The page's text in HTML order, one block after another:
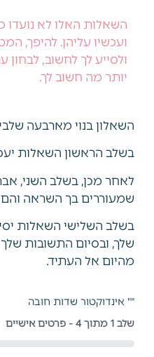
השאלות האלו לא נועדו
ועכשיו עליהן. להיפך,
ולסייע לך לחשוב, לבחון
יותר מה חשוב לך.
השאלון בנוי מארבעה
בשלב הראשון השאלות
לאחר מכן, בשלב השני,
שמעוררים בך השראה
בשלב השלישי השאלות
שלך, ובסיום התשובות
מהיום אל העתיד.
"" אינדוקטור שדות חובה
שלב 1 מתוך 4 - פרטים אישיים
0%